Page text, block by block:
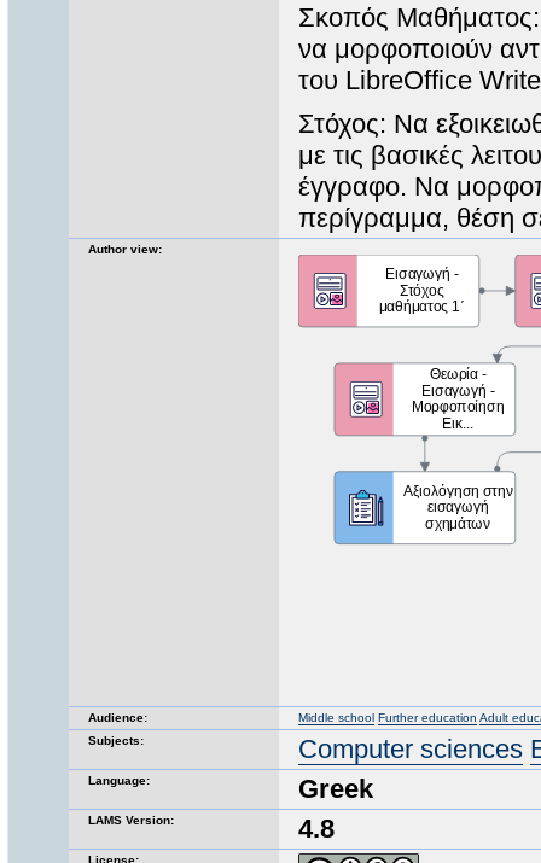
Σκοπός Μαθήματος:
να μορφοποιούν
του LibreOffice
Στόχος: Να
με τις βασικές
έγγραφο. Να
περίγραμμα, θέση
Author view:
Audience: Middle school Further education Adult
Subjects:
Computer sciences
Language: Greek
LAMS Version: 4.8
License: